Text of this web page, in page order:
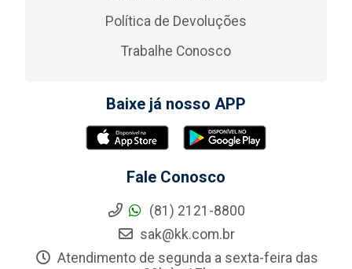
Política de Devoluções
Trabalhe Conosco
Baixe já nosso APP
Fale Conosco
(81) 2121-8800
sak@kk.com.br
Atendimento de segunda a sexta-feira das